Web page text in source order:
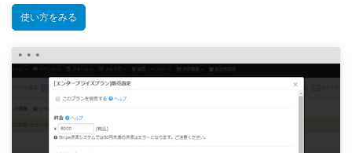
使い方をみる